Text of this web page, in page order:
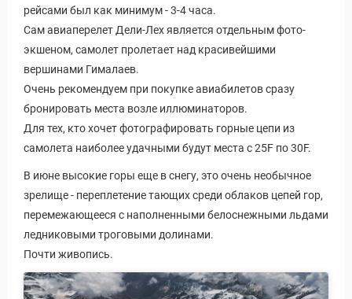
рейсами был как минимум - 3-4 часа.
Сам авиаперелет Дели-Лех является отдельным фото-
экшеном, самолет пролетает над красивейшими
вершинами Гималаев.
Очень рекомендуем при покупке авиабилетов сразу
бронировать места возле иллюминаторов.
Для тех, кто хочет фотографировать горные цепи из
самолета наиболее удачными будут места с 25F по 30F.
В июне высокие горы еще в снегу, это очень необычное
зрелище - переплетение тающих среди облаков цепей гор,
перемежающееся с наполненными белоснежными льдами
ледниковыми троговыми долинами.
Почти живопись.